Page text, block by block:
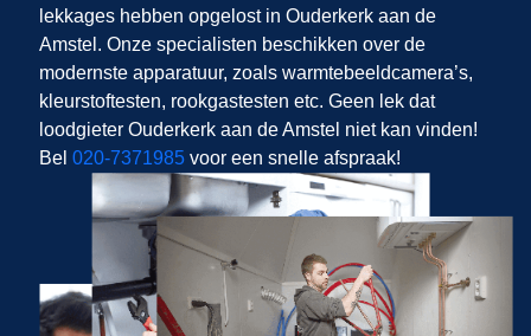
lekkages hebben opgelost in Ouderkerk aan de
Amstel. Onze specialisten beschikken over de
modernste apparatuur, zoals warmtebeeldcamera’s,
kleurstoftesten, rookgastesten etc. Geen lek dat
loodgieter Ouderkerk aan de Amstel niet kan vinden!
Bel 020-7371985voor een snelle afspraak!